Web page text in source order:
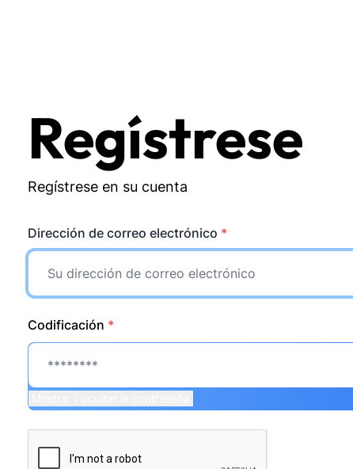
Regístrese
Regístrese en su cuenta
Dirección de correo electrónico *
Codificación *